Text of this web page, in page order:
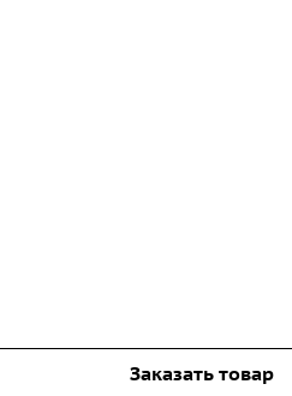
Заказать товар